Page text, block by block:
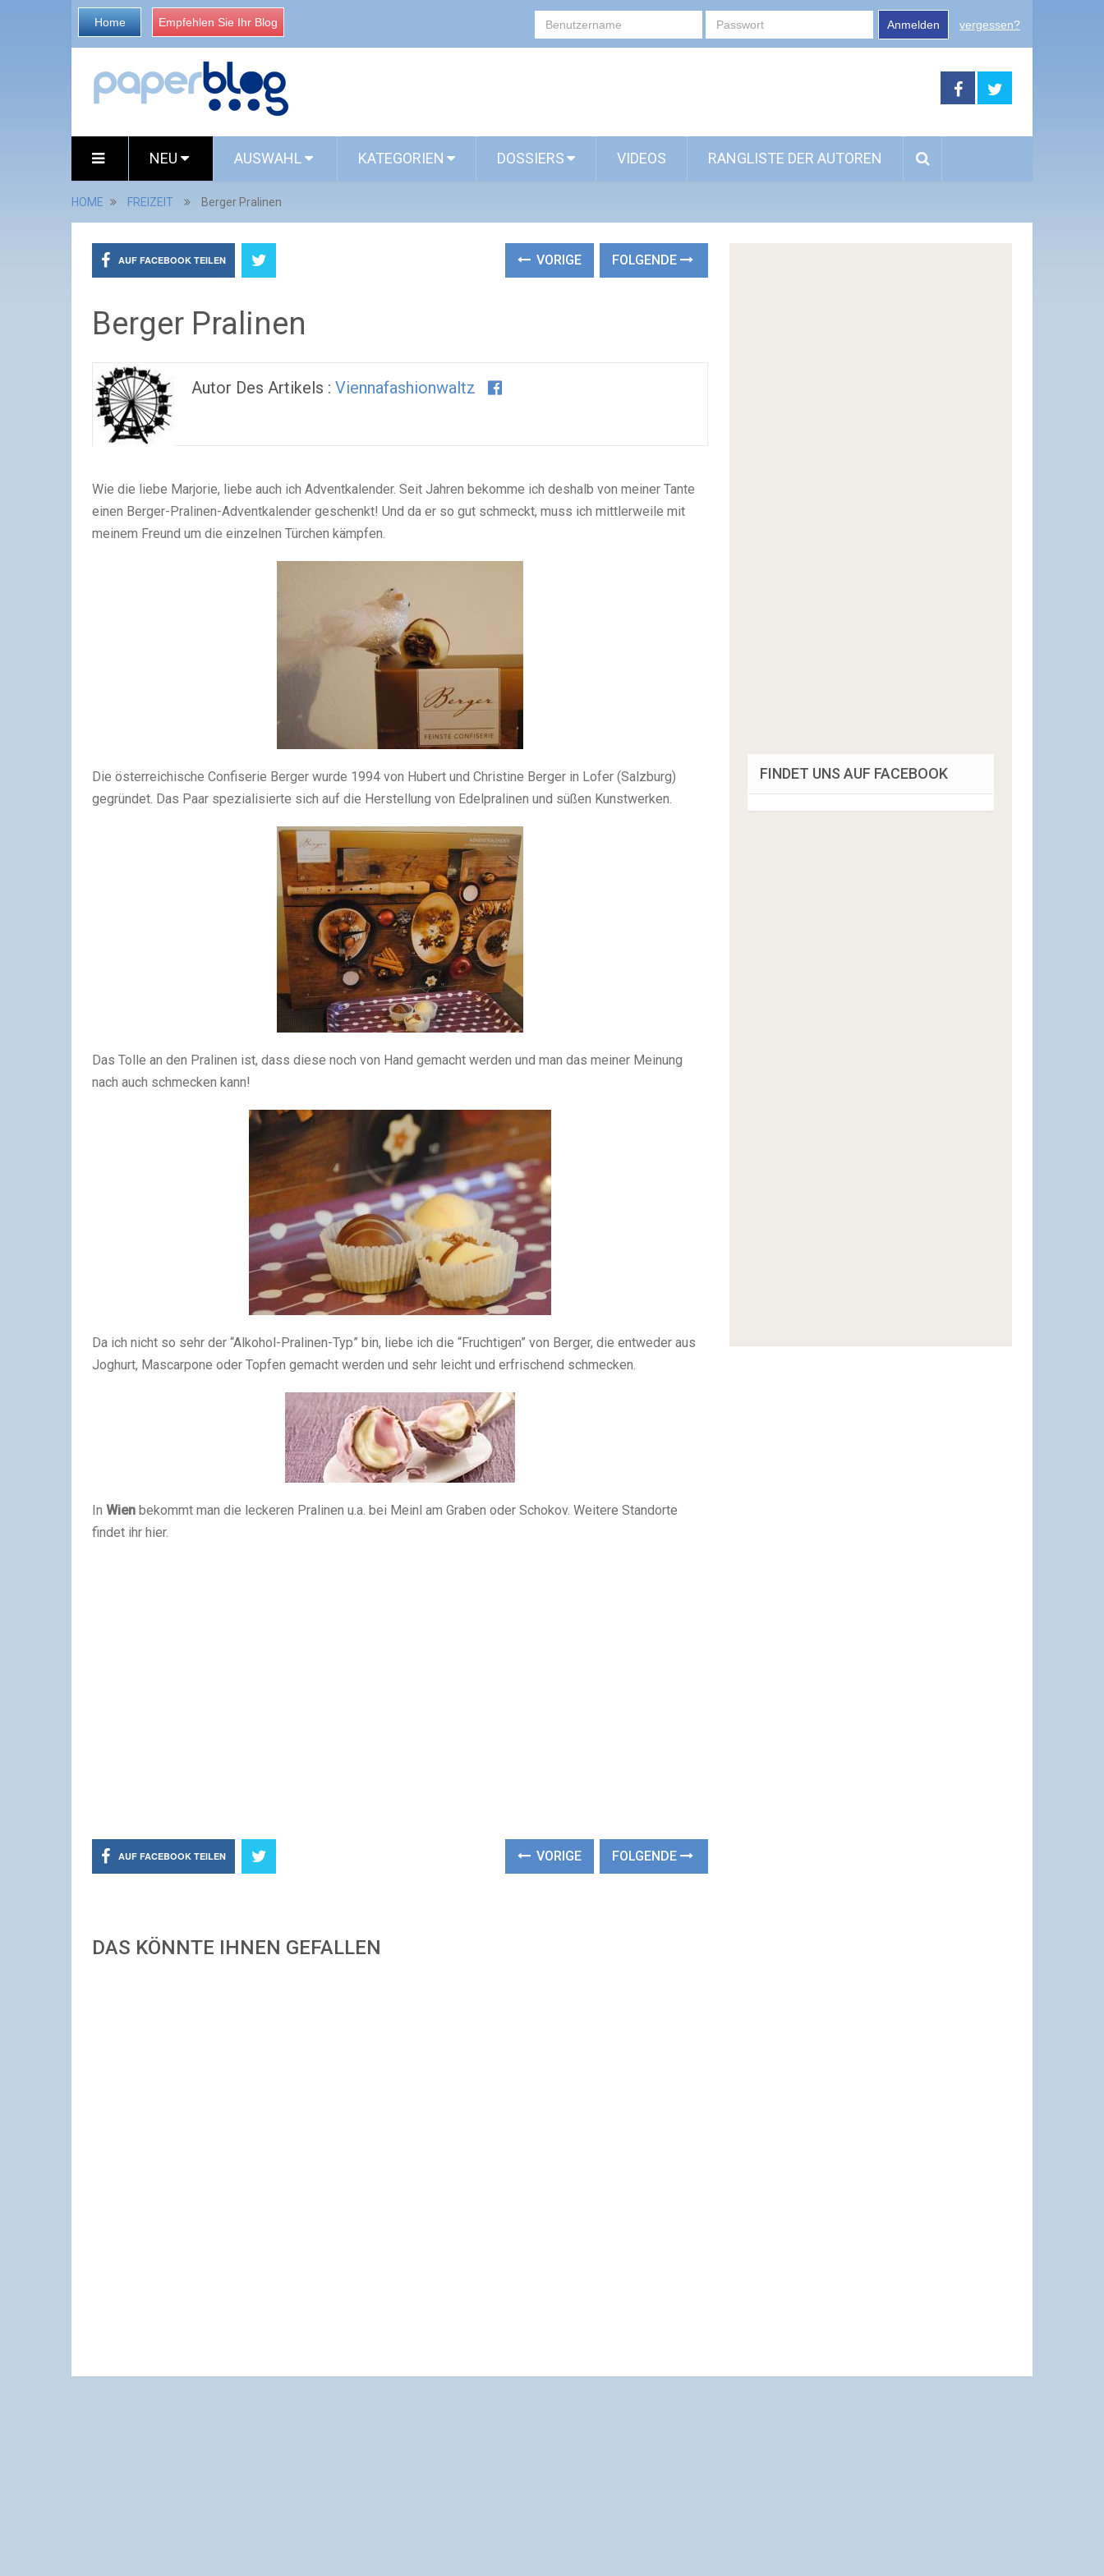
Home Empfehlen Sie Ihr Blog Anmelden vergessen?
NEU AUSWAHL KATEGORIEN DOSSIERS VIDEOS RANGLISTE DER AUTOREN
HOME FREIZEIT Berger Pralinen
AUF FACEBOOK TEILEN VORIGE FOLGENDE
Berger Pralinen
Autor Des Artikels : Viennafashionwaltz
Wie die liebe Marjorie, liebe auch ich Adventkalender. Seit Jahren bekomme ich deshalb von meiner Tante
einen Berger-Pralinen-Adventkalender geschenkt! Und da er so gut schmeckt, muss ich mittlerweile mit
meinem Freund um die einzelnen Türchen kämpfen.
Die österreichische Confiserie Berger wurde 1994 von Hubert und Christine Berger in Lofer (Salzburg)
gegründet. Das Paar spezialisierte sich auf die Herstellung von Edelpralinen und süßen Kunstwerken.
Das Tolle an den Pralinen ist, dass diese noch von Hand gemacht werden und man das meiner Meinung
nach auch schmecken kann!
Da ich nicht so sehr der “Alkohol-Pralinen-Typ” bin, liebe ich die “Fruchtigen” von Berger, die entweder aus
Joghurt, Mascarpone oder Topfen gemacht werden und sehr leicht und erfrischend schmecken.
In Wien bekommt man die leckeren Pralinen u.a. bei Meinl am Graben oder Schokov. Weitere Standorte
findet ihr hier.
AUF FACEBOOK TEILEN VORIGE FOLGENDE
DAS KÖNNTE IHNEN GEFALLEN
FINDET UNS AUF FACEBOOK